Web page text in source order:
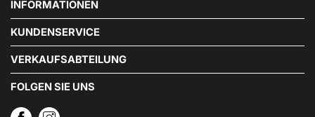
INFORMATIONEN
KUNDENSERVICE
VERKAUFSABTEILUNG
FOLGEN SIE UNS